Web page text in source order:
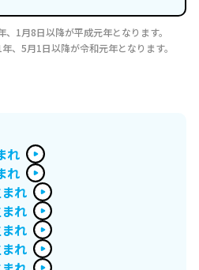
1月8日以降が平成元年となります。
、5月1日以降が令和元年となります。
れ
れ
れ
れ
れ
れ